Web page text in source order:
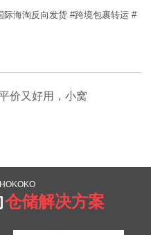
际海淘反向发货#跨境包裹转运#
价又好用，小窝
仓储解决方案